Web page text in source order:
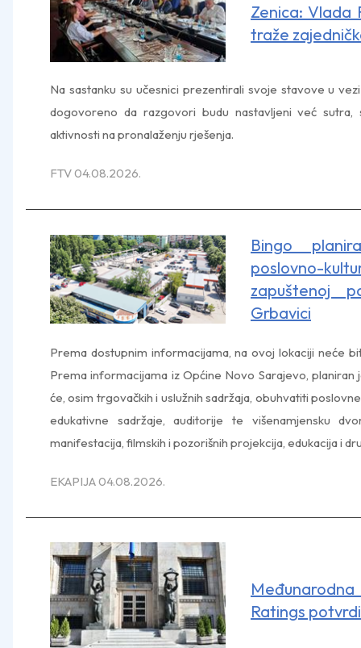
Zenica: Vlada
traže
Na sastanku su učesnici prezentirali svoje stavove u
dogovoreno da razgovori budu nastavljeni već sutra,
aktivnosti na pronalaženju rješenja.
FTV 04.08.2026.
Bingo
poslovno-
zapuštenoj
Grbavici
Prema dostupnim informacijama, na ovoj lokaciji neće
Prema informacijama iz Općine Novo Sarajevo,
će, osim trgovačkih i uslužnih sadržaja, obuhvatiti
edukativne sadržaje, auditorije te višenamjensku
manifestacija, filmskih i pozorišnih projekcija, edukacija i
EKAPIJA 04.08.2026.
Ratings